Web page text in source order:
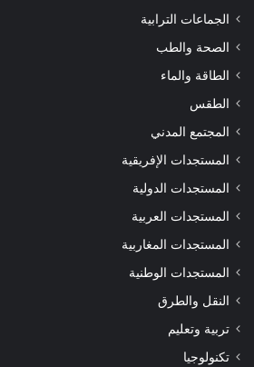
الجماعات الترابية
الصحة والطب
الطاقة والماء
الطقس
المجتمع المدني
المستجدات الإفريقية
المستجدات الدولية
المستجدات العربية
المستجدات المغاربية
المستجدات الوطنية
النقل والطرق
تربية وتعليم
تكنولوجيا